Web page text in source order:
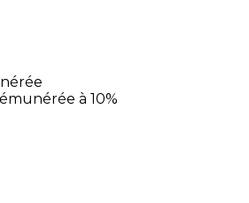
à 10%